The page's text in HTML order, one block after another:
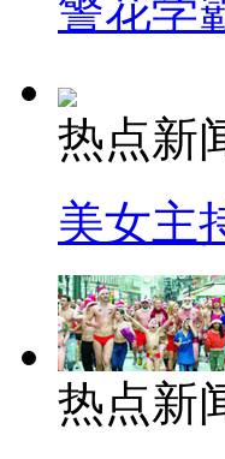
警花学
热点新
美女主
热点新